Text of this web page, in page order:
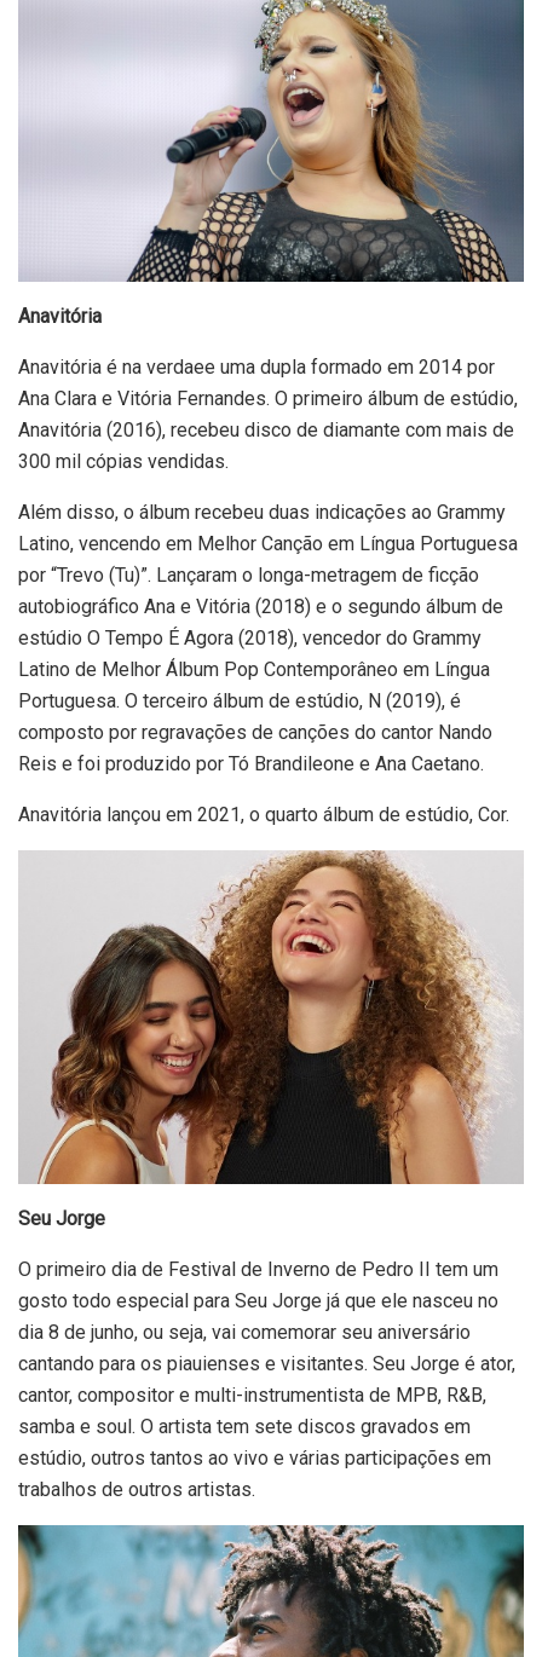
Anavitória
Anavitória é na verdaee uma dupla formado em 2014 por
Ana Clara e Vitória Fernandes. O primeiro álbum de estúdio,
Anavitória (2016), recebeu disco de diamante com mais de
300 mil cópias vendidas.
Além disso, o álbum recebeu duas indicações ao Grammy
Latino, vencendo em Melhor Canção em Língua Portuguesa
por “Trevo (Tu)”. Lançaram o longa-metragem de ficção
autobiográfico Ana e Vitória (2018) e o segundo álbum de
estúdio O Tempo É Agora (2018), vencedor do Grammy
Latino de Melhor Álbum Pop Contemporâneo em Língua
Portuguesa. O terceiro álbum de estúdio, N (2019), é
composto por regravações de canções do cantor Nando
Reis e foi produzido por Tó Brandileone e Ana Caetano.
Anavitória lançou em 2021, o quarto álbum de estúdio, Cor.
Seu Jorge
O primeiro dia de Festival de Inverno de Pedro II tem um
gosto todo especial para Seu Jorge já que ele nasceu no
dia 8 de junho, ou seja, vai comemorar seu aniversário
cantando para os piauienses e visitantes. Seu Jorge é ator,
cantor, compositor e multi-instrumentista de MPB, R&B,
samba e soul. O artista tem sete discos gravados em
estúdio, outros tantos ao vivo e várias participações em
trabalhos de outros artistas.